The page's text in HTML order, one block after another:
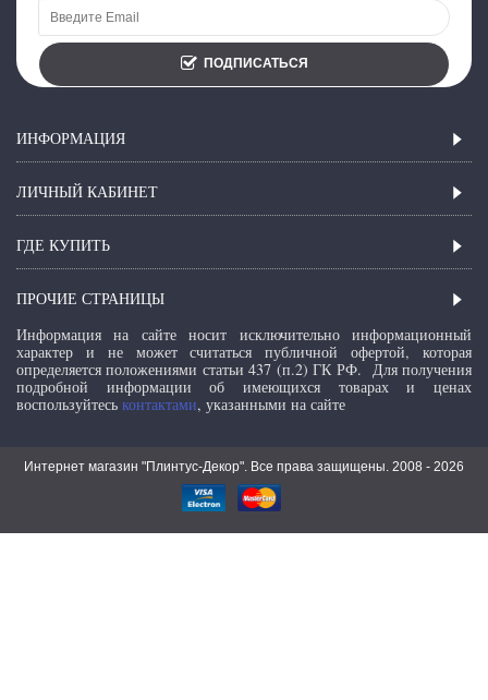
ПОДПИСАТЬСЯ
ИНФОРМАЦИЯ
ЛИЧНЫЙ КАБИНЕТ
ГДЕ КУПИТЬ
ПРОЧИЕ СТРАНИЦЫ
Информация на сайте носит исключительно информационный
характер и не может считаться публичной офертой, которая
определяется положениями статьи 437 (п.2) ГК РФ. Для получения
подробной информации об имеющихся товарах и ценах
воспользуйтесь контактами, указанными на сайте
Интернет магазин "Плинтус-Декор". Все права защищены. 2008 - 2026